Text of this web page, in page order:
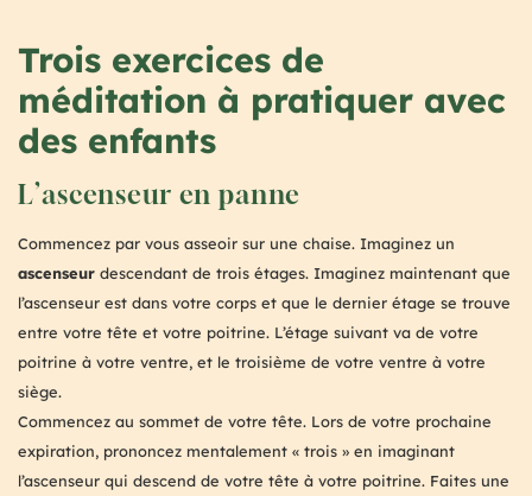
Trois exercices de
méditation à pratiquer avec
des enfants
L’ascenseur en panne
Commencez par vous asseoir sur une chaise. Imaginez un
ascenseur descendant de trois étages. Imaginez maintenant que
l’ascenseur est dans votre corps et que le dernier étage se trouve
entre votre tête et votre poitrine. L’étage suivant va de votre
poitrine à votre ventre, et le troisième de votre ventre à votre
siège.
Commencez au sommet de votre tête. Lors de votre prochaine
expiration, prononcez mentalement « trois » en imaginant
l’ascenseur qui descend de votre tête à votre poitrine. Faites une